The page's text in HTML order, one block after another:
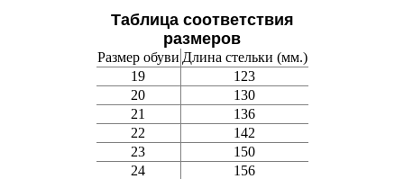
Таблица соответствия
размеров
Размер обуви Длина стельки (мм.)
19
123
20
130
21
136
22
142
23
150
24
156